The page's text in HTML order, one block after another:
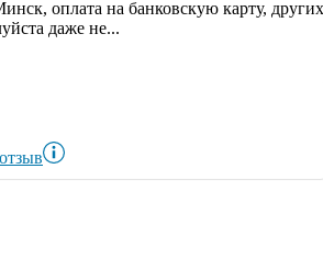
оплата на банковскую карту, других
даже не...